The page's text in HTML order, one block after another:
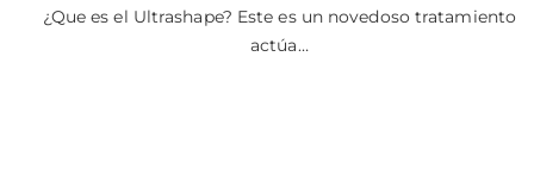
¿Que es el Ultrashape? Este es un novedoso tratamiento
actúa…